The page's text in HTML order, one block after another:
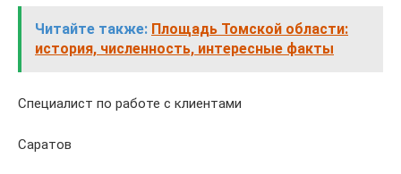
Читайте также: Площадь Томской области:
история, численность, интересные факты
Специалист по работе с клиентами
Саратов